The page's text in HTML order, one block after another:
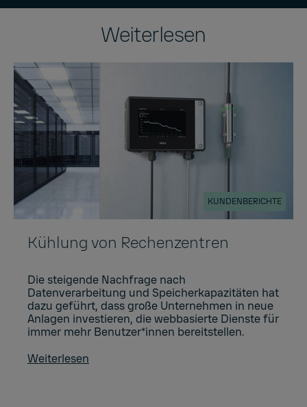
Weiterlesen
KUNDENBERICHTE
Kühlung von Rechenzentren
Die steigende Nachfrage nach
Datenverarbeitung und Speicherkapazitäten hat
dazu geführt, dass große Unternehmen in neue
Anlagen investieren, die webbasierte Dienste für
immer mehr Benutzer*innen bereitstellen.
Weiterlesen